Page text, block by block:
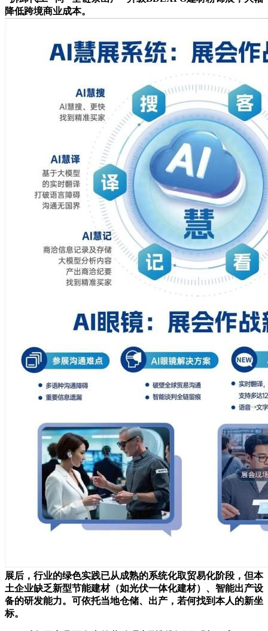
降低跨境商业成本。
展后，行业的绿色实践已从成熟的系统化取贸易化阶段，但本
土企业缺乏新型节能建材（如光伏一体化建材）、智能出产设
备的研发能力。可依托当地仓储、出产，若何找到本人的新坐
标。